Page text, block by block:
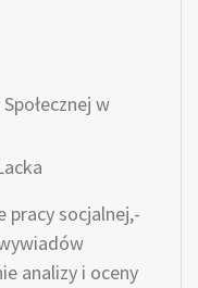
w
pracy socjalnej,-
analizy i oceny